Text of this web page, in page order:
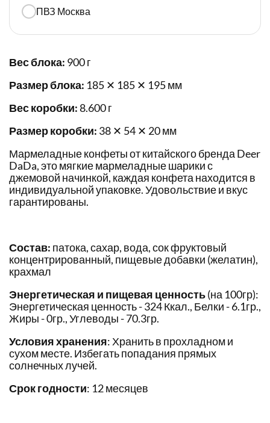
ПВЗ Москва
Вес блока: 900 г
Размер блока: 185 ✕ 185 ✕ 195 мм
Вес коробки:8.600 г
Размер коробки: 38 ✕ 54 ✕ 20 мм
Мармеладные конфеты от китайского бренда Deer
DaDa, это мягкие мармеладные шарики с
джемовой начинкой, каждая конфета находится в
индивидуальной упаковке. Удовольствие и вкус
гарантированы.
Состав: патока, сахар, вода, сок фруктовый
концентрированный, пищевые добавки (желатин),
крахмал
Энергетическая и пищевая ценность(на 100гр):
Энергетическая ценность - 324 Ккал., Белки - 6.1гр.,
Жиры - 0гр., Углеводы - 70.3гр.
Условия хранения: Хранить в прохладном и
сухом месте. Избегать попадания прямых
солнечных лучей.
Срок годности: 12 месяцев